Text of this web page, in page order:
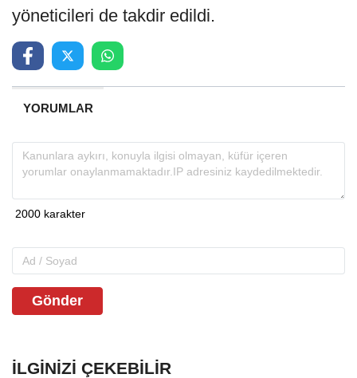
yöneticileri de takdir edildi.
YORUMLAR
Gönder
İLGINIZI ÇEKEBILIR